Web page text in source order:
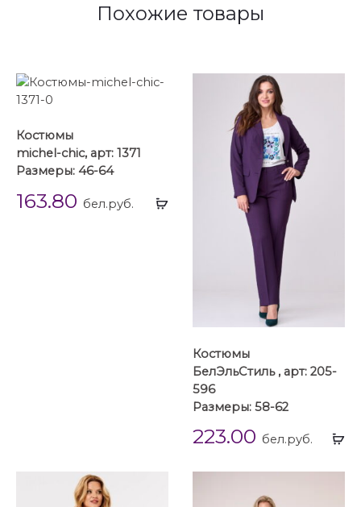
Похожие товары
Выбрать
Костюмы
michel-chic, арт: 1371
Размеры: 46-64
163.80 бел.руб.
Костюмы
БелЭльСтиль , арт: 205-
596
Размеры: 58-62
223.00 бел.руб.